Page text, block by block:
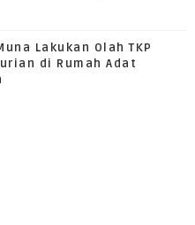
Lakukan Olah TKP
di Rumah Adat